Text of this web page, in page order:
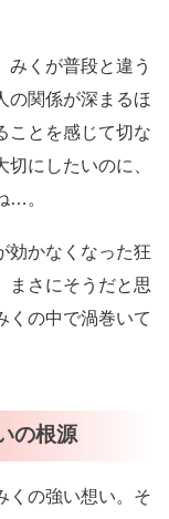
みくが普段と違う
の関係が深まるほ
ことを感じて切な
にしたいのに、
…。
効かなくなった狂
まさにそうだと思
くの中で渦巻いて
の根源
くの強い想い。そ